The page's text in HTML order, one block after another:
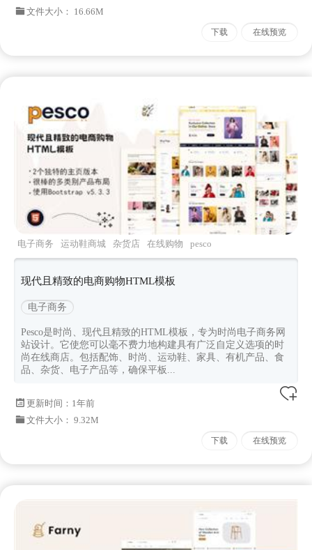
文件大小： 16.66M
下载 在线预览
电子商务 运动鞋商城 杂货店 在线购物 pesco
现代且精致的电商购物HTML模板
电子商务
Pesco是时尚、现代且精致的HTML模板，专为时尚电子商务网
站设计。它使您可以毫不费力地构建具有广泛自定义选项的时
尚在线商店。包括配饰、时尚、运动鞋、家具、有机产品、食
品、杂货、电子产品等，确保平板...
更新时间： 1年前
文件大小： 9.32M
下载 在线预览